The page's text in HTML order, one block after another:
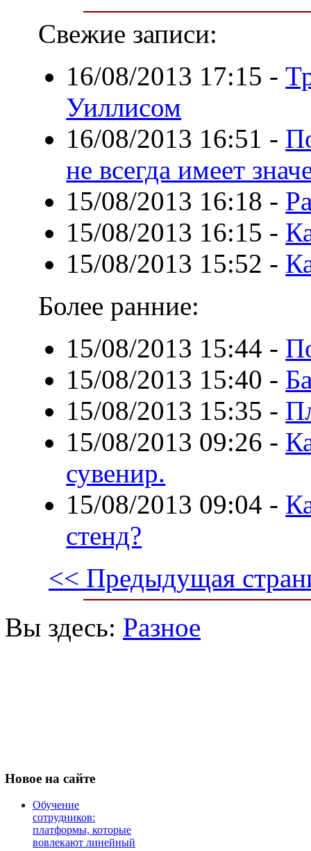
Свежие записи:
16/08/2013 17:15 -
Уиллисом
16/08/2013 16:51 -
не всегда имеет
15/08/2013 16:18 -
15/08/2013 16:15 -
15/08/2013 15:52 -
Более ранние:
15/08/2013 15:44 -
15/08/2013 15:40 -
15/08/2013 15:35 -
15/08/2013 09:26 -
сувенир.
15/08/2013 09:04 -
стенд?
<< Предыдущая
Вы здесь: Разное
Новое на сайте
Обучение
сотрудников:
платформы, которые
вовлекают линейный